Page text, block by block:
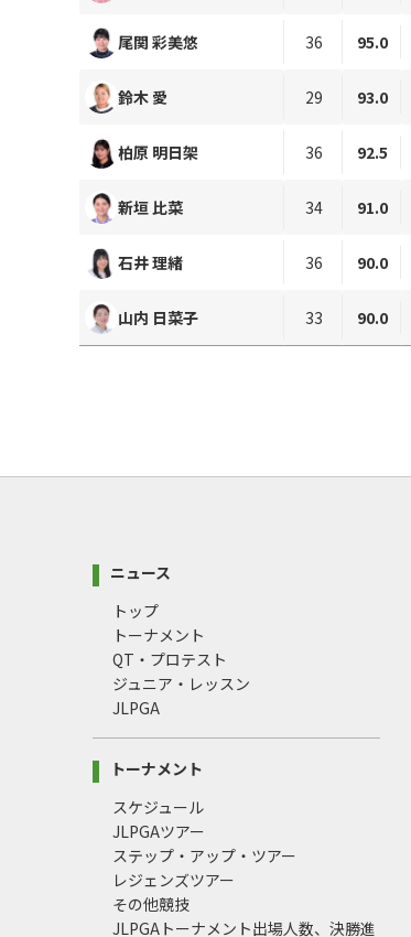
尾関 彩美悠 36 95.0
鈴木 愛 29 93.0
柏原 明日架 36 92.5
新垣 比菜 34 91.0
石井 理緒 36 90.0
山内 日菜子 33 90.0
ニュース
トップ
トーナメント
QT・プロテスト
ジュニア・レッスン
JLPGA
トーナメント
スケジュール
JLPGAツアー
ステップ・アップ・ツアー
レジェンズツアー
その他競技
JLPGAトーナメント出場人数、決勝進